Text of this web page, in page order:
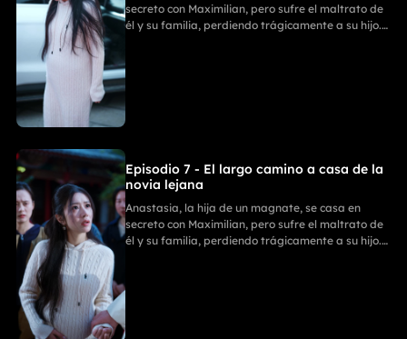
secreto con Maximilian, pero sufre el maltrato de
él y su familia, perdiendo trágicamente a su hijo.
identidad. La Familia Zhou paga por sus
fechorías, mientras ella comienza un nuevo y
triunfal capítulo.
Episodio 7 - El largo camino a casa de la
novia lejana
Anastasia, la hija de un magnate, se casa en
secreto con Maximilian, pero sufre el maltrato de
él y su familia, perdiendo trágicamente a su hijo.
identidad. La Familia Zhou paga por sus
fechorías, mientras ella comienza un nuevo y
triunfal capítulo.